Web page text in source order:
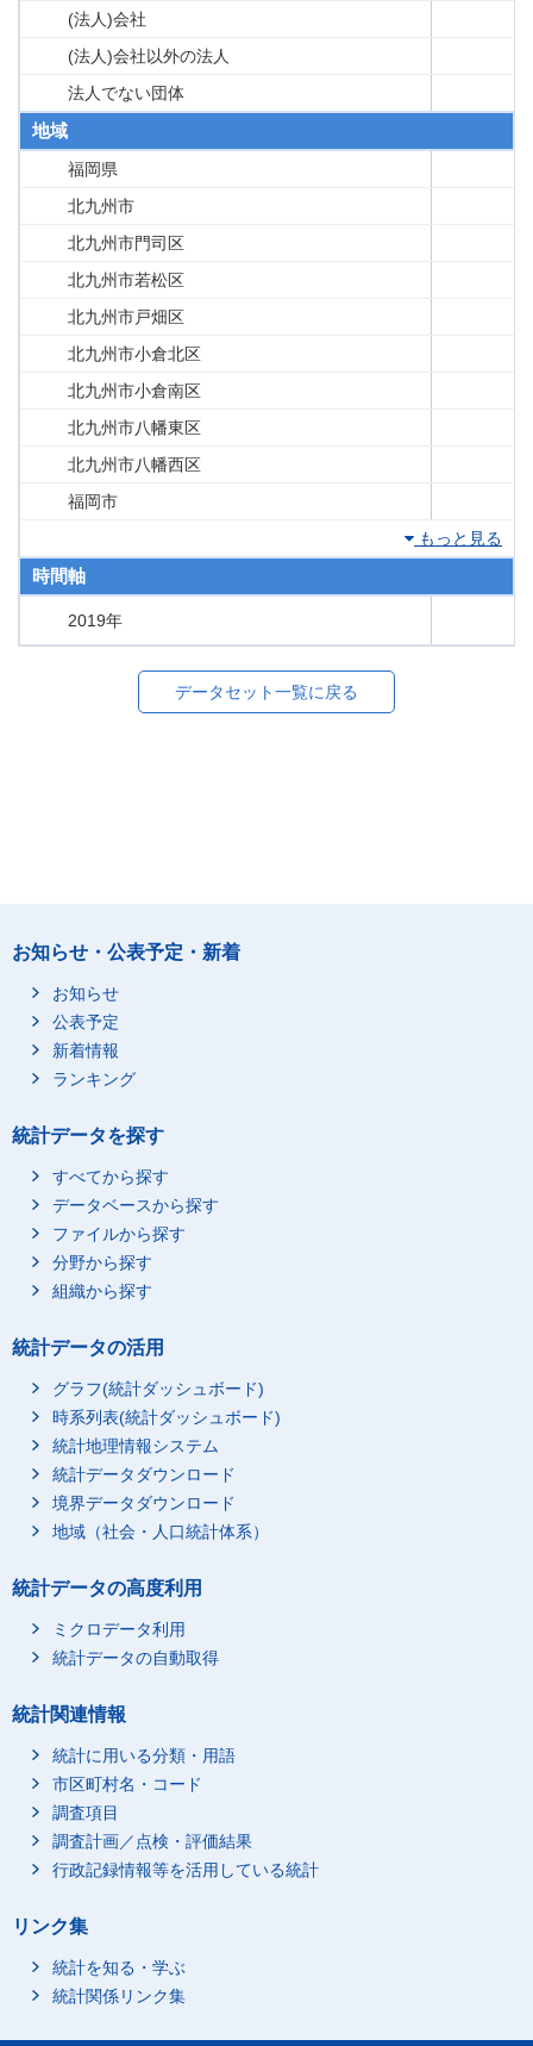
(法人)会社
(法人)会社以外の法人
法人でない団体
地域
福岡県
北九州市
北九州市門司区
北九州市若松区
北九州市戸畑区
北九州市小倉北区
北九州市小倉南区
北九州市八幡東区
北九州市八幡西区
福岡市
もっと見る
時間軸
2019年
データセット一覧に戻る
お知らせ・公表予定・新着
お知らせ
公表予定
新着情報
ランキング
統計データを探す
すべてから探す
データベースから探す
ファイルから探す
分野から探す
組織から探す
統計データの活用
グラフ(統計ダッシュボード)
時系列表(統計ダッシュボード)
統計地理情報システム
統計データダウンロード
境界データダウンロード
地域（社会・人口統計体系）
統計データの高度利用
ミクロデータ利用
統計データの自動取得
統計関連情報
統計に用いる分類・用語
市区町村名・コード
調査項目
調査計画／点検・評価結果
行政記録情報等を活用している統計
リンク集
統計を知る・学ぶ
統計関係リンク集